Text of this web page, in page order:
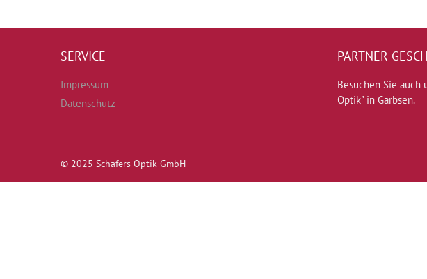
SERVICE
Impressum
Datenschutz
PARTNER
Besuchen Sie auch
Optik" in Garbsen.
© 2025 Schäfers Optik GmbH